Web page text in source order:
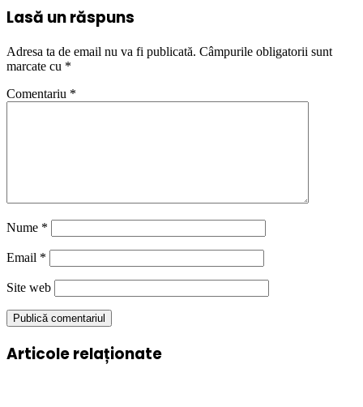
Lasă un răspuns
Adresa ta de email nu va fi publicată. Câmpurile obligatorii sunt
marcate cu *
Comentariu *
Nume *
Email *
Site web
Articole relaționate